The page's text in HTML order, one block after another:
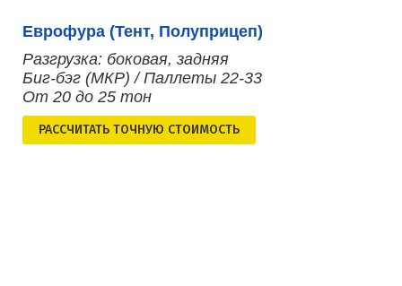
Еврофура (Тент, Полуприцеп)
Разгрузка: боковая, задняя
Биг-бэг (МКР) / Паллеты 22-33
От 20 до 25 тон
РАСCЧИТАТЬ ТОЧНУЮ СТОИМОСТЬ